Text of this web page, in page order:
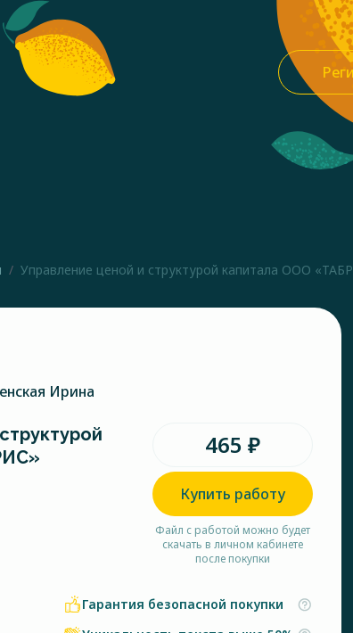
Управление ценой и структурой капитала ООО
Ирина
465 ₽
Купить работу
Файл с работой можно будет
скачать в личном кабинете
после покупки
Гарантия безопасной покупки